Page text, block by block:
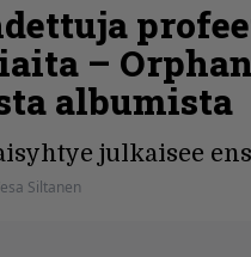
–
albumista
julkaisee
Siltanen